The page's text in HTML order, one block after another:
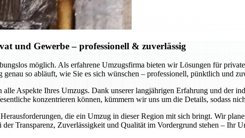
und Gewerbe – professionell & zuverlässig
möglich. Als erfahrene Umzugsfirma bieten wir Lösungen für
so abläuft, wie Sie es sich wünschen – professionell, pünktlich und
Aspekte Ihres Umzugs. Dank unserer langjährigen Erfahrung und der
konzentrieren können, kümmern wir uns um die Details, sodass
die ein Umzug in dieser Region mit sich bringt. Wir
Transparenz, Zuverlässigkeit und Qualität im Vordergrund stehen – Ihr